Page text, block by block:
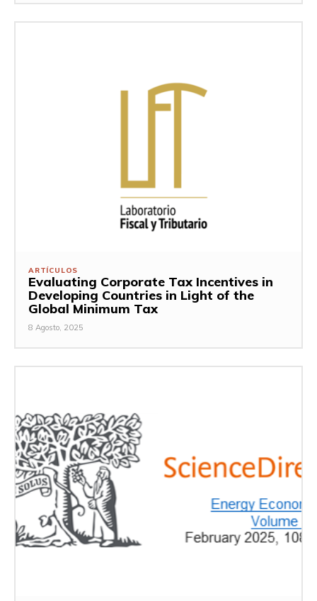
ARTÍCULOS
Evaluating Corporate Tax Incentives in
Developing Countries in Light of the
Global Minimum Tax
8 Agosto, 2025